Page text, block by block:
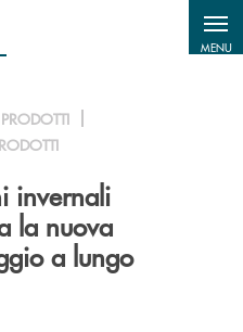
MENU
invernali
la nuova
a lungo